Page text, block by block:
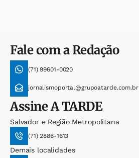
Fale com a Redação
(71) 99601-0020
jornalismoportal@grupoatarde.com.br
AssineA TARDE
Salvador e Região Metropolitana
(71) 2886-1613
Demais localidades